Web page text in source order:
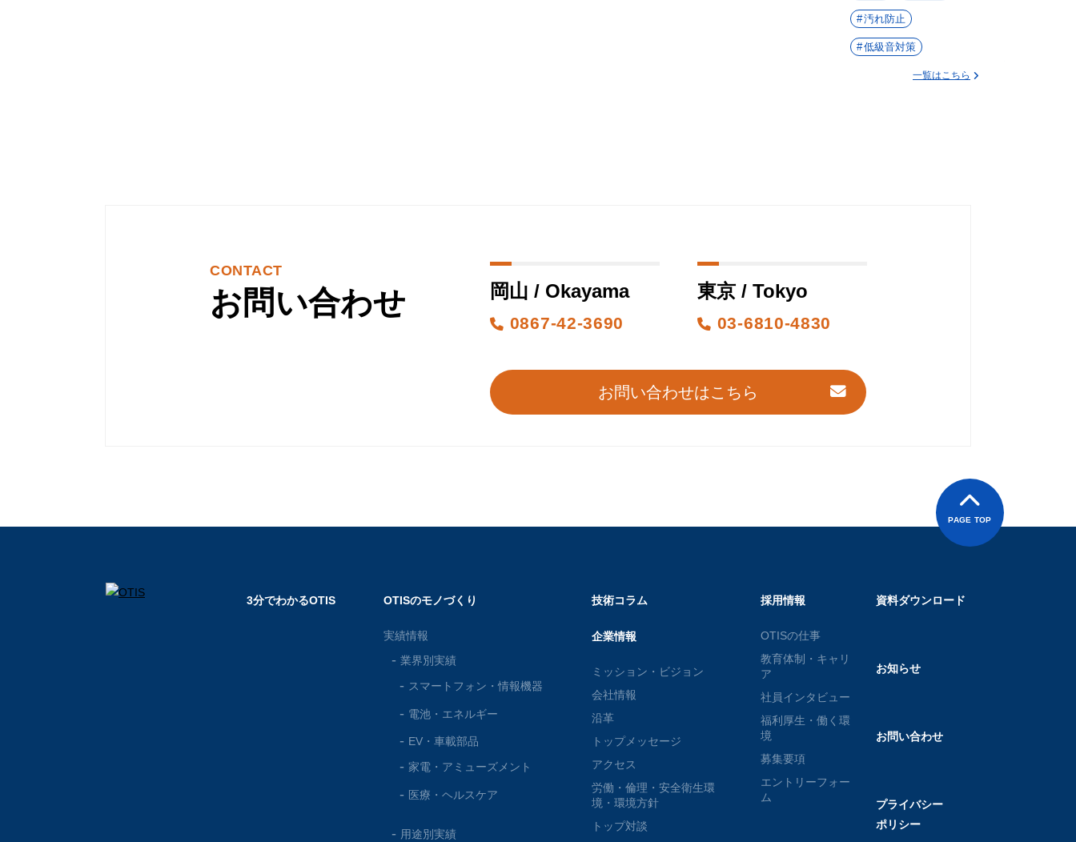
汚れ防止
低級音対策
一覧はこちら
CONTACT
お問い合わせ 岡山 / Okayama
0867-42-3690
東京 / Tokyo
03-6810-4830
お問い合わせはこちら
3分でわかるOTIS OTISのモノづくり
実績情報
業界別実績
スマートフォン・情報機器
電池・ エネルギー
EV・車載部品
家電・ アミューズメント
医療・ ヘルスケア
用途別実績
技術コラム
企業情報
ミッション・ビジョン
会社情報
沿革
トップメッセージ
アクセス
労働・倫理・安全衛生環
境・環境方針
トップ対談
採用情報
OTISの仕事
教育体制・キャリ
ア
社員インタビュー
福利厚生・働く環
境
募集要項
エントリーフォー
ム
資料ダウンロード
お知らせ
お問い合わせ
プライバシー
ポリシー
PAGE TOP